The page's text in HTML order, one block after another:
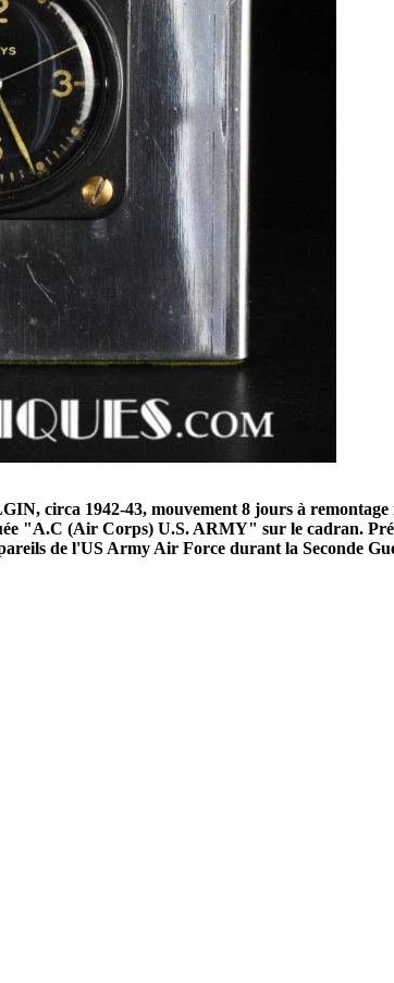
circa 1942-43, mouvement 8 jours à
"A.C (Air Corps) U.S. ARMY" sur le cadran.
de l'US Army Air Force durant la Seconde